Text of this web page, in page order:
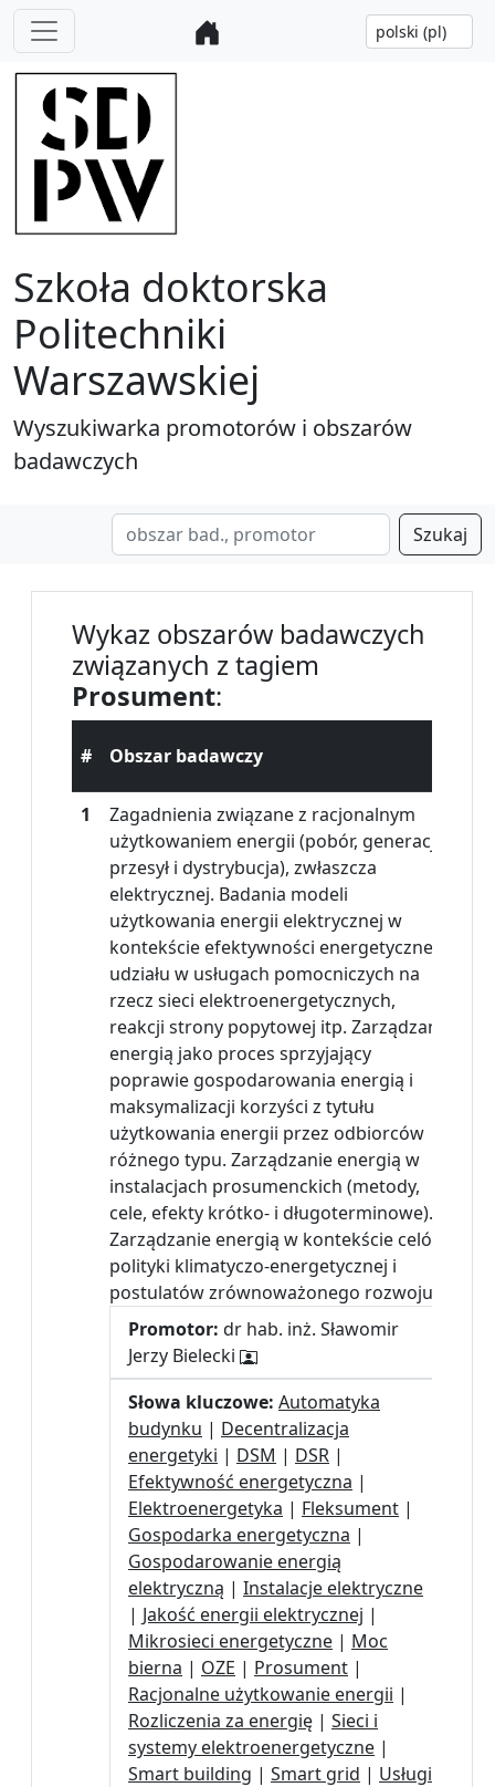
Szkoła doktorska
Politechniki
Warszawskiej
Wyszukiwarka promotorów i obszarów
badawczych
Szukaj
Wykaz obszarów badawczych
związanych z tagiem
Prosument:
# Obszar badawczy
1
Zagadnienia związane z racjonalnym
użytkowaniem energii (pobór, generacja,
przesył i dystrybucja), zwłaszcza
elektrycznej. Badania modeli
użytkowania energii elektrycznej w
kontekście efektywności energetycznej,
udziału w usługach pomocniczych na
rzecz sieci elektroenergetycznych,
reakcji strony popytowej itp. Zarządzanie
energią jako proces sprzyjający
poprawie gospodarowania energią i
maksymalizacji korzyści z tytułu
użytkowania energii przez odbiorców
różnego typu. Zarządzanie energią w
instalacjach prosumenckich (metody,
cele, efekty krótko- i długoterminowe).
Zarządzanie energią w kontekście celów
polityki klimatyczo-energetycznej i
postulatów zrównoważonego rozwoju.
Promotor: dr hab. inż. Sławomir
Jerzy Bielecki
Słowa kluczowe: Automatyka
budynku | Decentralizacja
energetyki | DSM | DSR |
Efektywność energetyczna |
Elektroenergetyka | Fleksument |
Gospodarka energetyczna |
Gospodarowanie energią
elektryczną | Instalacje elektryczne
| Jakość energii elektrycznej |
Mikrosieci energetyczne | Moc
bierna | OZE | Prosument |
Racjonalne użytkowanie energii |
Rozliczenia za energię | Sieci i
systemy elektroenergetyczne |
Smart building | Smart grid | Usługi